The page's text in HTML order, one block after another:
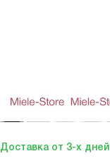
Доставка от 3-х дней